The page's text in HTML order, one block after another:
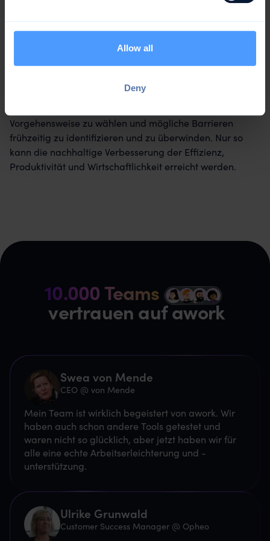
Allow all
Deny
Fazit
Optimierungspotenziale bieten Unternehmen die
Möglichkeit, ihre Prozesse, Produkte und
Wettbewerbsfähigkeit zu stärken. Um diese Potenziale
Vorgehensweise zu wählen und mögliche Barrieren
frühzeitig zu identifizieren und zu überwinden. Nur so
kann die nachhaltige Verbesserung der Effizienz,
Produktivität und Wirtschaftlichkeit erreicht werden.
10.000 Teams z
vertrauen auf awork
Swea von Mende
CEO @ von Mende
Mein Team ist wirklich begeistert von awork. Wir
haben auch schon andere Tools getestet und
waren nicht so glücklich, aber jetzt haben wir für
alle eine echte Arbeitserleichterung und -
unterstützung.
Ulrike Grunwald
Customer Success Manager @ Opheo